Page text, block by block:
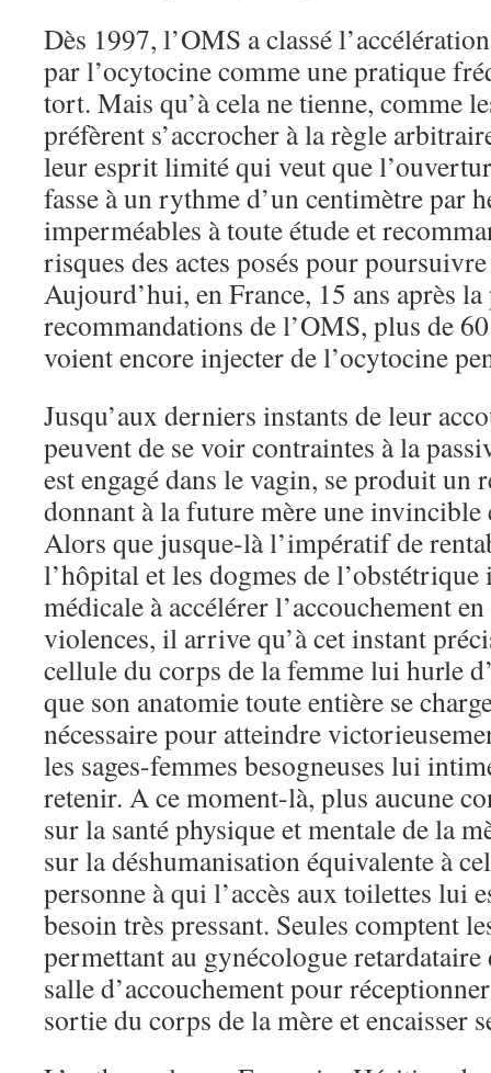
Dès 1997, l’OMS a classé
par l’ocytocine comme une pratique
tort. Mais qu’à cela ne tienne, comme
préfèrent s’accrocher à la règle
leur esprit limité qui veut que
fasse à un rythme d’un centimètre par
imperméables à toute étude et
risques des actes posés pour
Aujourd’hui, en France, 15 ans après
recommandations de l’OMS, plus de
voient encore injecter de l’ocytocine
Jusqu’aux derniers instants de leur
peuvent de se voir contraintes à la
est engagé dans le vagin, se produit un
donnant à la future mère une invincible
Alors que jusque-là l’impératif de
l’hôpital et les dogmes de
médicale à accélérer l’accouchement
violences, il arrive qu’à cet instant
cellule du corps de la femme lui hurle
que son anatomie toute entière se
nécessaire pour atteindre
les sages-femmes besogneuses lui
retenir. A ce moment-là, plus aucune
sur la santé physique et mentale de la
sur la déshumanisation équivalente à
personne à qui l’accès aux toilettes lui
besoin très pressant. Seules comptent
permettant au gynécologue
salle d’accouchement pour
sortie du corps de la mère et encaisser